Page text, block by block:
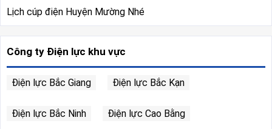
Lịch cúp điện Huyện Mường Nhé
Công ty Điện lực khu vực
Điện lực Bắc Giang Điện lực Bắc Kạn
Điện lực Bắc Ninh Điện lực Cao Bằng